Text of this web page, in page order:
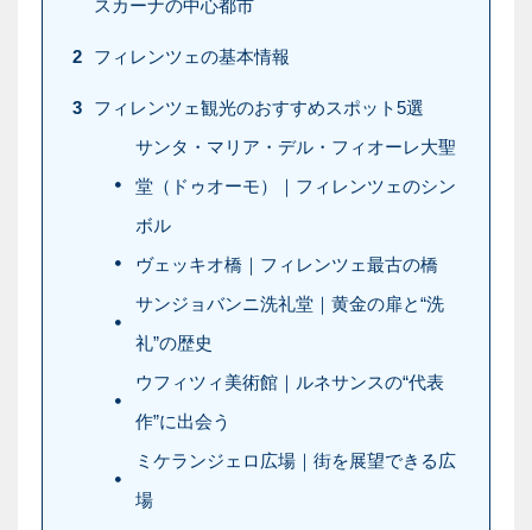
スカーナの中心都市
2 フィレンツェの基本情報
3
フィレンツェ観光のおすすめスポット5選
サンタ・マリア・デル・フィオーレ大聖
堂（ドゥオーモ）｜フィレンツェのシン
ボル
ヴェッキオ橋｜フィレンツェ最古の橋
サンジョバンニ洗礼堂｜黄金の扉と“洗
礼”の歴史
ウフィツィ美術館｜ルネサンスの“代表
作”に出会う
ミケランジェロ広場｜街を展望できる広
場